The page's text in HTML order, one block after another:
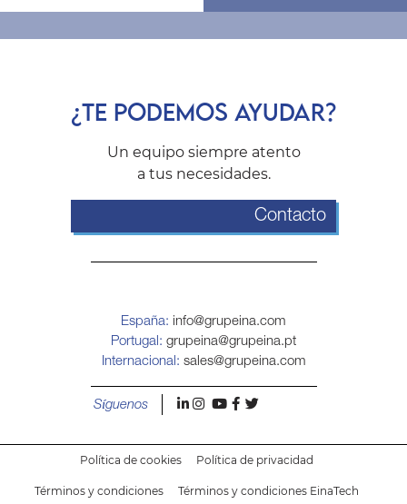
¿TE PODEMOS AYUDAR?
Un equipo siempre atento
a tus necesidades.
Contacto
España: info@grupeina.com
Portugal: grupeina@grupeina.pt
Internacional: sales@grupeina.com
Síguenos i y f t
Política de cookies Política de privacidad
Términos y condiciones Términos y condiciones EinaTech